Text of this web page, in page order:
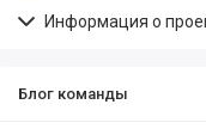
Информация о
Блог команды